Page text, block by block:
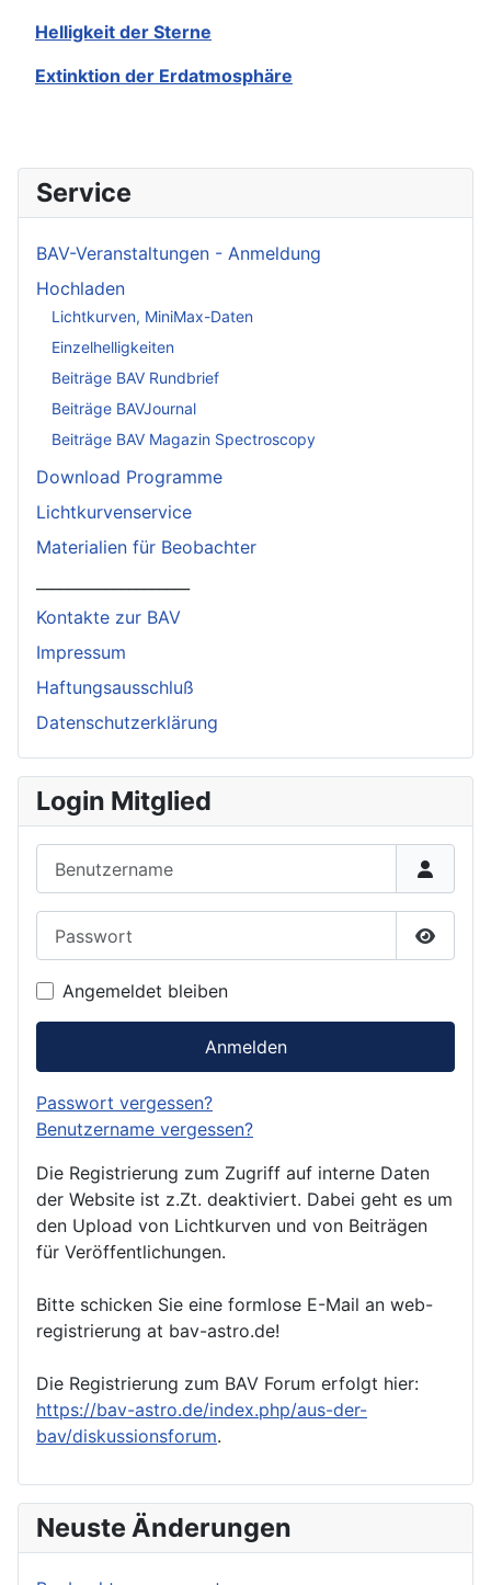
Helligkeit der Sterne
Extinktion der Erdatmosphäre
Service
BAV-Veranstaltungen - Anmeldung
Hochladen
Lichtkurven, MiniMax-Daten
Einzelhelligkeiten
Beiträge BAV Rundbrief
Beiträge BAVJournal
Beiträge BAV Magazin Spectroscopy
Download Programme
Lichtkurvenservice
Materialien für Beobachter
Kontakte zur BAV
Impressum
Haftungsausschluß
Datenschutzerklärung
Login Mitglied
Angemeldet bleiben
Anmelden
Passwort vergessen?
Benutzername vergessen?
Die Registrierung zum Zugriff auf interne Daten
der Website ist z.Zt. deaktiviert. Dabei geht es um
den Upload von Lichtkurven und von Beiträgen
für Veröffentlichungen.
Bitte schicken Sie eine formlose E-Mail an web-
registrierung at bav-astro.de!
Die Registrierung zum BAV Forum erfolgt hier:
https://bav-astro.de/index.php/aus-der-
bav/diskussionsforum.
Neuste Änderungen